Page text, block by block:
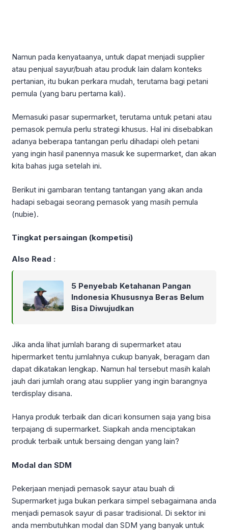
Namun pada kenyataanya, untuk dapat menjadi supplier
atau penjual sayur/buah atau produk lain dalam konteks
pertanian, itu bukan perkara mudah, terutama bagi petani
pemula (yang baru pertama kali).
Memasuki pasar supermarket, terutama untuk petani atau
pemasok pemula perlu strategi khusus. Hal ini disebabkan
adanya beberapa tantangan perlu dihadapi oleh petani
yang ingin hasil panennya masuk ke supermarket, dan akan
kita bahas juga setelah ini.
Berikut ini gambaran tentang tantangan yang akan anda
hadapi sebagai seorang pemasok yang masih pemula
(nubie).
Tingkat persaingan (kompetisi)
Also Read :
5 Penyebab Ketahanan Pangan
Indonesia Khususnya Beras Belum
Bisa Diwujudkan
Jika anda lihat jumlah barang di supermarket atau
hipermarket tentu jumlahnya cukup banyak, beragam dan
dapat dikatakan lengkap. Namun hal tersebut masih kalah
jauh dari jumlah orang atau supplier yang ingin barangnya
terdisplay disana.
Hanya produk terbaik dan dicari konsumen saja yang bisa
terpajang di supermarket. Siapkah anda menciptakan
produk terbaik untuk bersaing dengan yang lain?
Modal dan SDM
Pekerjaan menjadi pemasok sayur atau buah di
Supermarket juga bukan perkara simpel sebagaimana anda
menjadi pemasok sayur di pasar tradisional. Di sektor ini
anda membutuhkan modal dan SDM yang banyak untuk